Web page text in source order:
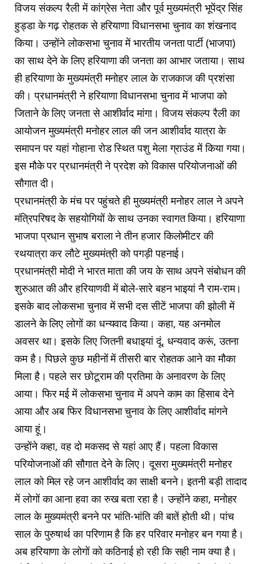
विजय संकल्प रैली में कांग्रेस नेता और पूर्व मुख्यमंत्री भूपेंद्र सिंह
हुड्डा के गढ़ रोहतक से हरियाणा विधानसभा चुनाव का शंखनाद
किया। उन्होंने लोकसभा चुनाव में भारतीय जनता पार्टी (भाजपा)
का साथ देने के लिए हरियाणा की जनता का आभार जताया। साथ
ही हरियाणा के मुख्यमंत्री मनोहर लाल के राजकाज की प्रशंसा
की। प्रधानमंत्री ने हरियाणा विधानसभा चुनाव में भाजपा को
जिताने के लिए जनता से आशीर्वाद मांगा। विजय संकल्प रैली का
आयोजन मुख्यमंत्री मनोहर लाल की जन आशीर्वाद यात्रा के
समापन पर यहां गोहाना रोड स्थित पशु मेला ग्राउंड में किया गया।
इस मौके पर प्रधानमंत्री ने प्रदेश को विकास परियोजनाओं की
सौगात दी।
प्रधानमंत्री के मंच पर पहुंचते ही मुख्यमंत्री मनोहर लाल ने अपने
मंत्रिपरिषद के सहयोगियों के साथ उनका स्वागत किया। हरियाणा
भाजपा प्रधान सुभाष बराला ने तीन हजार किलोमीटर की
रथयात्रा कर लौटे मुख्यमंत्री को पगड़ी पहनाई।
प्रधानमंत्री मोदी ने भारत माता की जय के साथ अपने संबोधन की
शुरुआत की और हरियाणवी में बोले-सारे बहन भाइयां नै राम-राम।
इसके बाद लोकसभा चुनाव में सभी दस सीटें भाजपा की झोली में
डालने के लिए लोगों का धन्यवाद किया। कहा, यह अनमोल
अवसर था। इसके लिए जितनी बधाइयां दूं, धन्यवाद करूं, उतना
कम है। पिछले कुछ महीनों में तीसरी बार रोहतक आने का मौका
मिला है। पहले सर छोटूराम की प्रतिमा के अनावरण के लिए
आया। फिर मई में लोकसभा चुनाव में अपने काम का हिसाब देने
आया और अब फिर विधानसभा चुनाव के लिए आशीर्वाद मांगने
आया हूं।
उन्होंने कहा, वह दो मकसद से यहां आए हैं। पहला विकास
परियोजनाओं की सौगात देने के लिए। दूसरा मुख्यमंत्री मनोहर
लाल को मिल रहे जन आशीर्वाद का साक्षी बनने। इतनी बड़ी तादाद
में लोगों का आना हवा का रुख बता रहा है। उन्होंने कहा, मनोहर
लाल के मुख्यमंत्री बनने पर भांति-भांति की बातें होती थी। पांच
साल के पुरुषार्थ का परिणाम है कि हर परिवार मनोहर बन गया है।
अब हरियाणा के लोगों को कठिनाई हो रही कि सही नाम क्या है।